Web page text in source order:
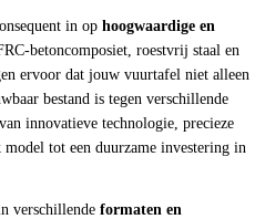
in op hoogwaardige en
betoncomposiet, roestvrij staal en
ervoor dat jouw vuurtafel niet alleen
bestand is tegen verschillende
innovatieve technologie, precieze
tot een duurzame investering in
verschillende formaten en